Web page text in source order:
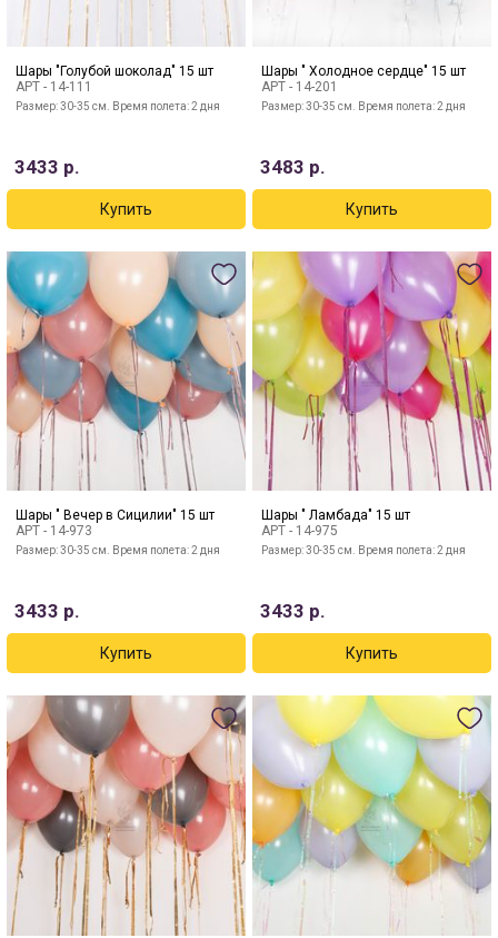
Шары "Голубой шоколад" 15 шт
АРТ - 14-111
Размер: 30-35 см. Время полета: 2 дня
3433 р.
Шары " Холодное сердце" 15 шт
АРТ - 14-201
Размер: 30-35 см. Время полета: 2 дня
3483 р.
Шары " Вечер в Сицилии" 15 шт
АРТ - 14-973
Размер: 30-35 см. Время полета: 2 дня
3433 р.
Шары " Ламбада" 15 шт
АРТ - 14-975
Размер: 30-35 см. Время полета: 2 дня
3433 р.